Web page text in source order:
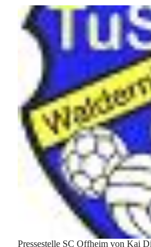
Pressestelle SC Offheim von Kai